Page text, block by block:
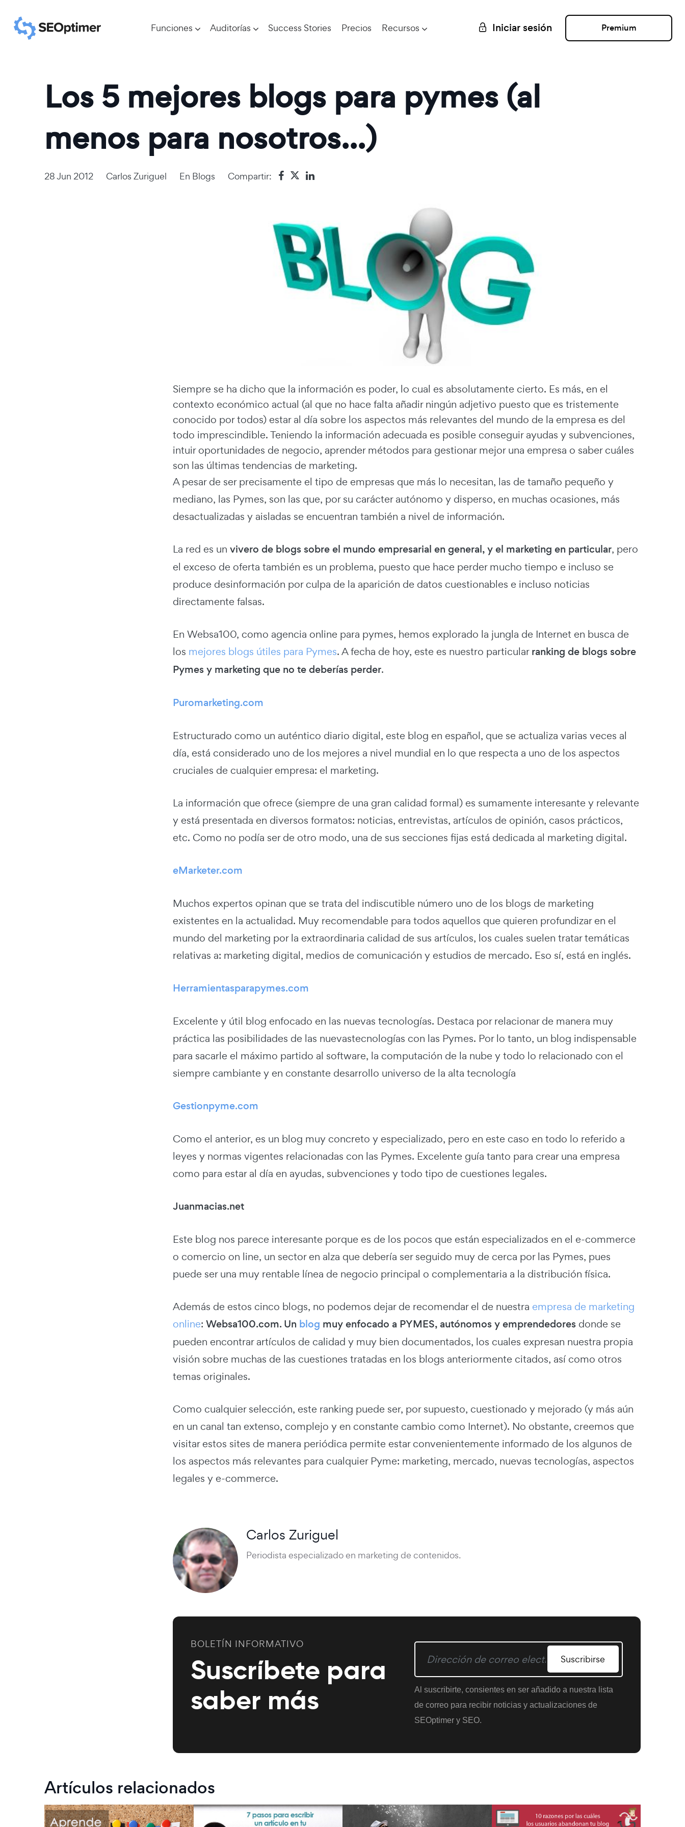
Funciones Auditorías Success Stories Precios Recursos Iniciar sesión Premium
Los 5 mejores blogs para pymes (al
menos para nosotros...)
28 Jun 2012 Carlos Zuriguel En Blogs Compartir:
Siempre se ha dicho que la información es poder, lo cual es absolutamente cierto. Es más, en el
contexto económico actual (al que no hace falta añadir ningún adjetivo puesto que es tristemente
conocido por todos) estar al día sobre los aspectos más relevantes del mundo de la empresa es del
todo imprescindible.Teniendo la información adecuada es posible conseguir ayudas y subvenciones,
intuir oportunidades de negocio, aprender métodos para gestionar mejor una empresa o saber cuáles
son las últimas tendencias de marketing.
A pesar de ser precisamente el tipo de empresas que más lo necesitan, las de tamaño pequeño y
mediano, las Pymes, son las que, por su carácter autónomo y disperso, en muchas ocasiones, más
desactualizadas y aisladas se encuentran también a nivel de información.
La red es un vivero de blogs sobre el mundo empresarial en general, y el marketing en particular, pero
el exceso de oferta también es un problema, puesto que hace perder mucho tiempo e incluso se
produce desinformación por culpa de la aparición de datos cuestionables e incluso noticias
directamente falsas.
En Websa100, como agencia online para pymes, hemos explorado la jungla de Internet en busca de
los mejores blogs útiles para Pymes. A fecha de hoy, este es nuestro particularranking de blogs sobre
Pymes y marketing que no te deberías perder.
Puromarketing.com
Estructurado como un auténtico diario digital, este blog en español, que se actualiza varias veces al
día, está considerado uno de los mejores a nivel mundial en lo que respecta a uno de los aspectos
cruciales de cualquier empresa: el marketing.
La información que ofrece (siempre de una gran calidad formal) es sumamente interesante y relevante
y está presentada en diversos formatos: noticias, entrevistas, artículos de opinión, casos prácticos,
etc. Como no podía ser de otro modo, una de sus secciones fijas está dedicada al marketing digital.
eMarketer.com
Muchos expertos opinan que se trata del indiscutible número uno de los blogs de marketing
existentes en la actualidad. Muy recomendable para todos aquellos que quieren profundizar en el
mundo del marketing por la extraordinaria calidad de sus artículos, los cuales suelen tratar temáticas
relativas a: marketing digital, medios de comunicación y estudios de mercado. Eso sí, está en inglés.
Herramientasparapymes.com
Excelente y útil blog enfocado en las nuevas tecnologías. Destaca por relacionar de manera muy
práctica las posibilidades de las nuevastecnologías con las Pymes. Por lo tanto, un blog indispensable
para sacarle el máximo partido al software, la computación de la nube y todo lo relacionado con el
siempre cambiante y en constante desarrollo universo de la alta tecnología
Gestionpyme.com
Como el anterior, es un blog muy concreto y especializado, pero en este caso en todo lo referido a
leyes y normas vigentes relacionadas con las Pymes. Excelente guía tanto para crear una empresa
como para estar al día en ayudas, subvenciones y todo tipo de cuestiones legales.
Juanmacias.net
Este blog nos parece interesante porque es de los pocos que están especializados en el e-commerce
o comercio on line, un sector en alza que debería ser seguido muy de cerca por las Pymes, pues
puede ser una muy rentable línea de negocio principal o complementaria a la distribución física.
Además de estos cinco blogs, no podemos dejar de recomendar el de nuestra empresa de marketing
online: Websa100.com. Un blog muy enfocado a PYMES, autónomos y emprendedores donde se
pueden encontrar artículos de calidad y muy bien documentados, los cuales expresan nuestra propia
visión sobre muchas de las cuestiones tratadas en los blogs anteriormente citados, así como otros
temas originales.
Como cualquier selección, este ranking puede ser, por supuesto, cuestionado y mejorado (y más aún
en un canal tan extenso, complejo y en constante cambio como Internet). No obstante, creemos que
visitar estos sites de manera periódica permite estar convenientemente informado de los algunos de
los aspectos más relevantes para cualquier Pyme: marketing, mercado, nuevas tecnologías, aspectos
legales y e-commerce.
Carlos Zuriguel
Periodista especializado en marketing de contenidos.
BOLETÍN INFORMATIVO
Suscríbete para
saber más
Suscribirse
Al suscribirte, consientes en ser añadido a nuestra lista
de correo para recibir noticias y actualizaciones de
SEOptimer y SEO.
Artículos relacionados